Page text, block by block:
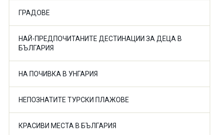
ГРАДОВЕ
НАЙ-ПРЕДПОЧИТАНИТЕ ДЕСТИНАЦИИ ЗА ДЕЦА В
БЪЛГАРИЯ
НА ПОЧИВКА В УНГАРИЯ
НЕПОЗНАТИТЕ ТУРСКИ ПЛАЖОВЕ
КРАСИВИ МЕСТА В БЪЛГАРИЯ